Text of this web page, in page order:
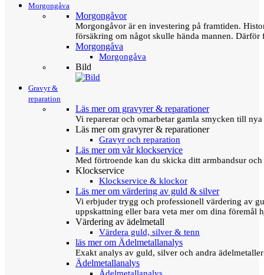
Morgongåva
Morgongåvor
Morgongåvor är en investering på framtiden.
försäkring om något skulle hända mannen.
Morgongåva
Morgongåva
Bild
Gravyr &
reparation
Läs mer om gravyrer & reparationer
Vi reparerar och omarbetar gamla smycken till
Läs mer om gravyrer & reparationer
Gravyr och reparation
Läs mer om vår klockservice
Med förtroende kan du skicka ditt armbandsur
Klockservice
Klockservice & klockor
Läs mer om värdering av guld & silver
Vi erbjuder trygg och professionell värdering av
uppskattning eller bara veta mer om dina föremål
Värdering av ädelmetall
Värdera guld, silver & tenn
läs mer om Ädelmetallanalys
Exakt analys av guld, silver och andra
Ädelmetallanalys